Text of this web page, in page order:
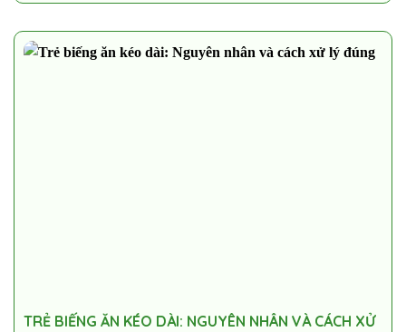
TRẺ BIẾNG ĂN KÉO DÀI: NGUYÊN NHÂN VÀ CÁCH XỬ